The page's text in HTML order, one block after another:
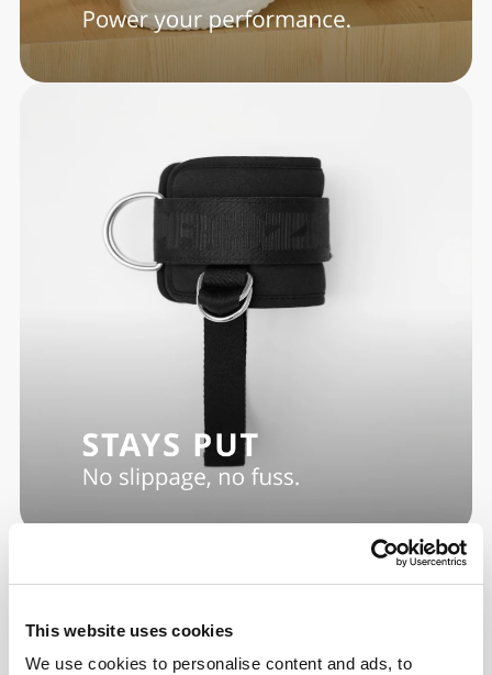
This website uses cookies
We use cookies to personalise content and ads, to